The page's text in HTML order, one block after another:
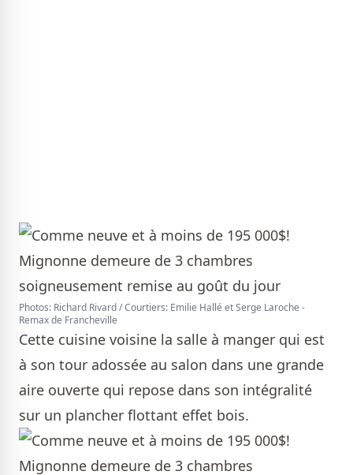
Photos: Richard Rivard / Courtiers: Emilie Hallé et Serge Laroche -
Remax de Francheville
Cette cuisine voisine la salle à manger qui est
à son tour adossée au salon dans une grande
aire ouverte qui repose dans son intégralité
sur un plancher flottant effet bois.